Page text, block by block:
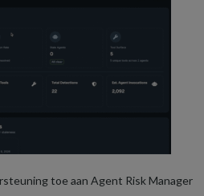
toe aan Agent Risk Manager